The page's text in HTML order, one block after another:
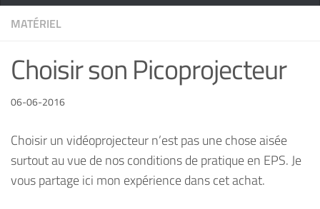
MATÉRIEL
Choisir son Picoprojecteur
06-06-2016
Choisir un vidéoprojecteur n’est pas une chose aisée
surtout au vue de nos conditions de pratique en EPS. Je
vous partage ici mon expérience dans cet achat.